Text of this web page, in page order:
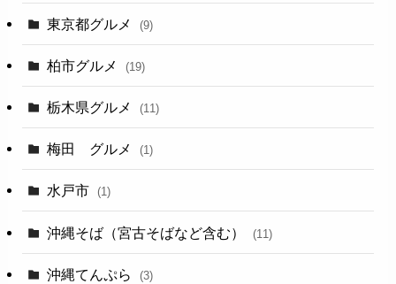
東京都グルメ (9)
柏市グルメ (19)
栃木県グルメ (11)
梅田 グルメ (1)
水戸市 (1)
沖縄そば（宮古そばなど含む） (11)
沖縄てんぷら (3)